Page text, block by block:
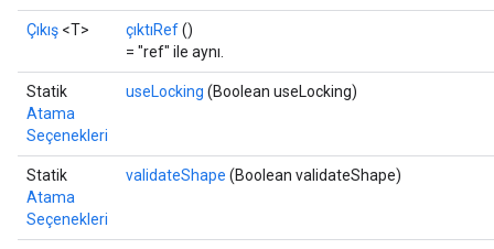
Çıkış <T> çıktıRef()
= "ref" ile aynı.
Statik
Atama
Seçenekleri
useLocking (Boolean useLocking)
Statik
Atama
Seçenekleri
validateShape (Boolean validateShape)